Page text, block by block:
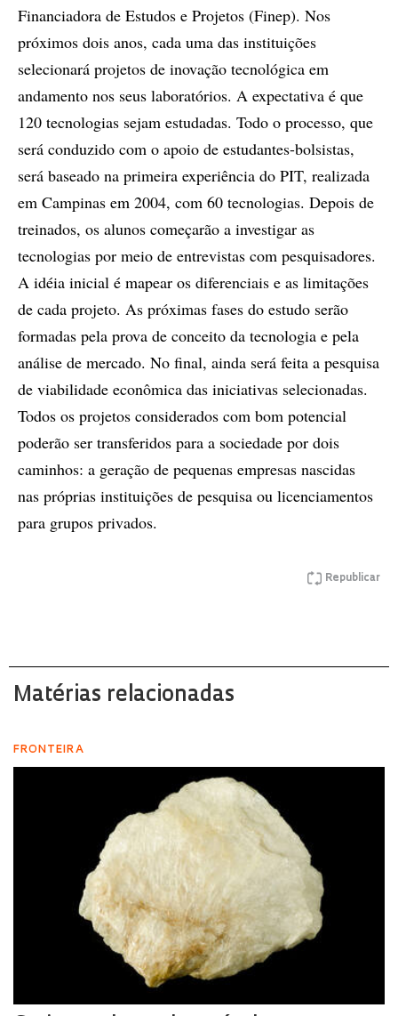
Financiadora de Estudos e Projetos (Finep). Nos
próximos dois anos, cada uma das instituições
selecionará projetos de inovação tecnológica em
andamento nos seus laboratórios. A expectativa é que
120 tecnologias sejam estudadas. Todo o processo, que
será conduzido com o apoio de estudantes-bolsistas,
será baseado na primeira experiência do PIT, realizada
em Campinas em 2004, com 60 tecnologias. Depois de
treinados, os alunos começarão a investigar as
tecnologias por meio de entrevistas com pesquisadores.
A idéia inicial é mapear os diferenciais e as limitações
de cada projeto. As próximas fases do estudo serão
formadas pela prova de conceito da tecnologia e pela
análise de mercado. No final, ainda será feita a pesquisa
de viabilidade econômica das iniciativas selecionadas.
Todos os projetos considerados com bom potencial
poderão ser transferidos para a sociedade por dois
caminhos: a geração de pequenas empresas nascidas
nas próprias instituições de pesquisa ou licenciamentos
para grupos privados.
Republicar